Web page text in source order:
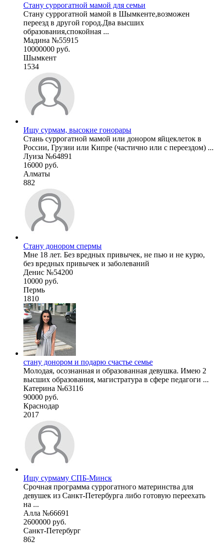
Стану суррогатной мамой для семьи
Стану суррогатной мамой в Шымкенте,возможен
переезд в другой город.Два высших
образования,спокойная ...
Мадина №55915
10000000 руб.
Шымкент
1534
Ищу сурмам, высокие гонорары
Стань суррогатной мамой или донором яйцеклеток в
России, Грузии или Кипре (частично или с переездом) ...
Луиза №64891
16000 руб.
Алматы
882
Стану донором спермы
Мне 18 лет. Без вредных привычек, не пью и не курю,
без вредных привычек и заболеваний
Денис №54200
10000 руб.
Пермь
1810
стану донором и подарю счастье семье
Молодая, осознанная и образованная девушка. Имею 2
высших образования, магистратура в сфере педагоги ...
Катерина №63116
90000 руб.
Краснодар
2017
Ищу сурмаму СПБ-Минск
Срочная программа суррогатного материнства для
девушек из Санкт-Петербурга либо готовую переехать
на ...
Алла №66691
2600000 руб.
Санкт-Петербург
862